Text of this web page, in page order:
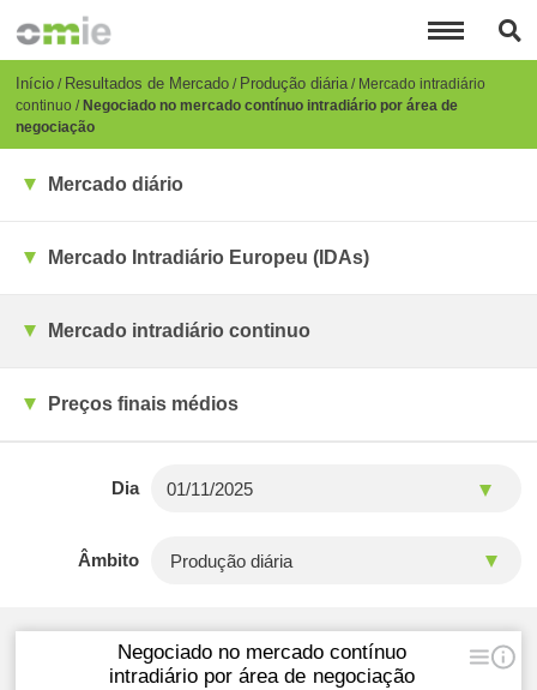
para
conteúdo
principal
Breadcrumb
Início Resultados de Mercado Produção diária Mercado intradiário
continuo Negociado no mercado contínuo intradiário por área de
negociação
Mercado diário
Mercado Intradiário Europeu (IDAs)
Mercado intradiário continuo
Preços finais médios
Dia
Âmbito
Negociado no mercado contínuo
intradiário por área de negociação